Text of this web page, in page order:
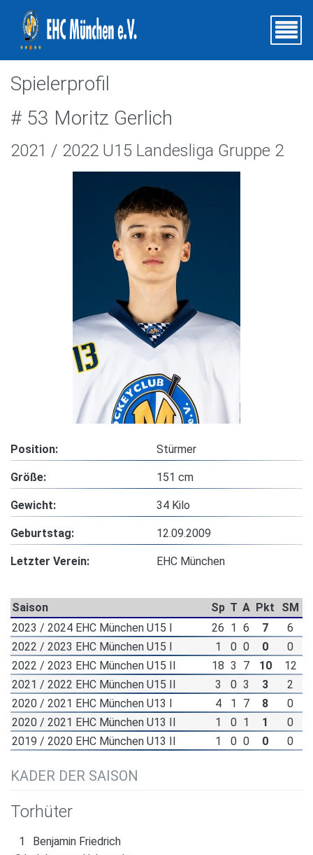
Spielerprofil
# 53 Moritz Gerlich
2021 / 2022 U15 Landesliga Gruppe 2
Position: Stürmer
Größe: 151 cm
Gewicht: 34 Kilo
Geburtstag: 12.09.2009
Letzter Verein: EHC München
Saison Sp T A Pkt
SM
2023 / 2024 EHC München U15 I
26 1 6 7
6
2022 / 2023 EHC München U15 I
1 0 0 0
0
2022 / 2023 EHC München U15 II
18 3 7 10
12
2021 / 2022 EHC München U15 II
3 0 3 3
2
2020 / 2021 EHC München U13 I
4 1 7 8
0
2020 / 2021 EHC München U13 II
1 0 1 1
0
2019 / 2020 EHC München U13 II
1 0 0 0 0
KADER DER SAISON
Torhüter
1
Benjamin Friedrich